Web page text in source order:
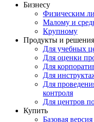
Бизнесу
Физическим
Малому и
Крупному
Продукты и решения
Для учебных
Для оценки
Для
Для
Для
контроля
Для центров
Купить
Базовая